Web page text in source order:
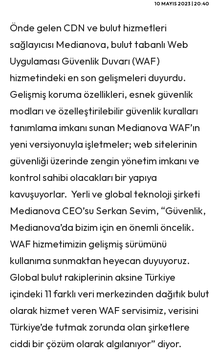
10 MAYIS 2023 | 20:40
Önde gelen CDN ve bulut hizmetleri
sağlayıcısı Medianova, bulut tabanlı Web
Uygulaması Güvenlik Duvarı (WAF)
hizmetindeki en son gelişmeleri duyurdu.
Gelişmiş koruma özellikleri, esnek güvenlik
modları ve özelleştirilebilir güvenlik kuralları
tanımlama imkanı sunan Medianova WAF’ın
yeni versiyonuyla işletmeler; web sitelerinin
güvenliği üzerinde zengin yönetim imkanı ve
kontrol sahibi olacakları bir yapıya
kavuşuyorlar. Yerli ve global teknoloji şirketi
Medianova CEO’su Serkan Sevim, “Güvenlik,
Medianova’da bizim için en önemli öncelik.
WAF hizmetimizin gelişmiş sürümünü
kullanıma sunmaktan heyecan duyuyoruz.
Global bulut rakiplerinin aksine Türkiye
içindeki 11 farklı veri merkezinden dağıtık bulut
olarak hizmet veren WAF servisimiz, verisini
Türkiye’de tutmak zorunda olan şirketlere
ciddi bir çözüm olarak algılanıyor” diyor.